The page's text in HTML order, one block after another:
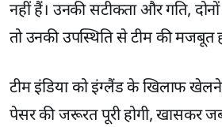
नहीं हैं। उनकी सटीकता और गति,
तो उनकी उपस्थिति से टीम की मजबूत
टीम इंडिया को इंग्लैंड के खिलाफ
पेसर की जरूरत पूरी होगी, खासकर